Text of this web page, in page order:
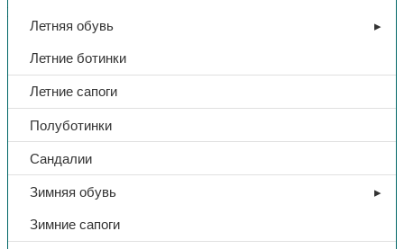
Летняя обувь
Летние ботинки
Летние сапоги
Полуботинки
Сандалии
Зимняя обувь
Зимние сапоги
ГОСТ 1135-88, ТР ТС 019/2011, ТР ТС 019/2011
Тип
Материал вельвет
Подошва